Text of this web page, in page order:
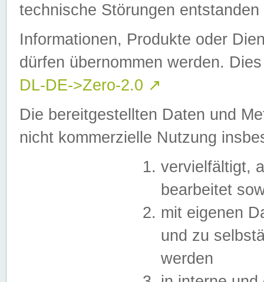
technische Störungen
Informationen, Produkte oder
dürfen übernommen werden.
DL-DE->Zero-2.0 ↗
Die bereitgestellten Daten und
nicht kommerzielle Nutzung
vervielfältigt,
bearbeitet
mit eigenen
und zu
werden